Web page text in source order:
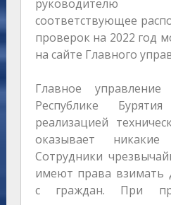
руководителю
соответствующее
проверок на 2022 год
на сайте Главного
Главное
Республике
реализацией
оказывает никакие
Сотрудники
имеют права взимать
с граждан. При